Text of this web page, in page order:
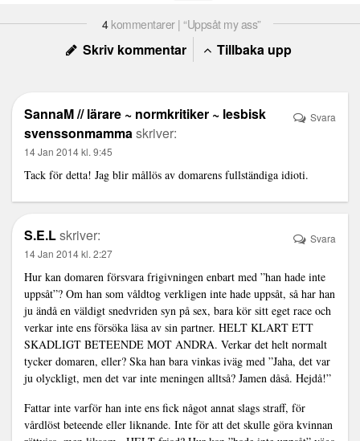
4kommentarer | “Uppsåt my ass”
Skriv kommentar Tillbaka upp
SannaM // lärare ~ normkritiker ~ lesbisk
svenssonmammaskriver:
14 Jan 2014 kl. 9:45
Tack för detta! Jag blir mållös av domarens fullständiga idioti.
Svara
S.E.Lskriver:
14 Jan 2014 kl. 2:27
Hur kan domaren försvara frigivningen enbart med ”han hade inte
uppsåt”? Om han som våldtog verkligen inte hade uppsåt, så har han
ju ändå en väldigt snedvriden syn på sex, bara kör sitt eget race och
verkar inte ens försöka läsa av sin partner. HELT KLART ETT
SKADLIGT BETEENDE MOT ANDRA. Verkar det helt normalt
tycker domaren, eller? Ska han bara vinkas iväg med ”Jaha, det var
ju olyckligt, men det var inte meningen alltså? Jamen dåså. Hejdå!”
Fattar inte varför han inte ens fick något annat slags straff, för
vårdlöst beteende eller liknande. Inte för att det skulle göra kvinnan
Svara